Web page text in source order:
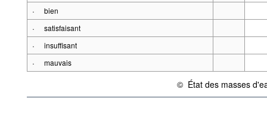
·
bien
· satisfaisant
· insuffisant
· mauvais
©
{link} Conditions
État des masses